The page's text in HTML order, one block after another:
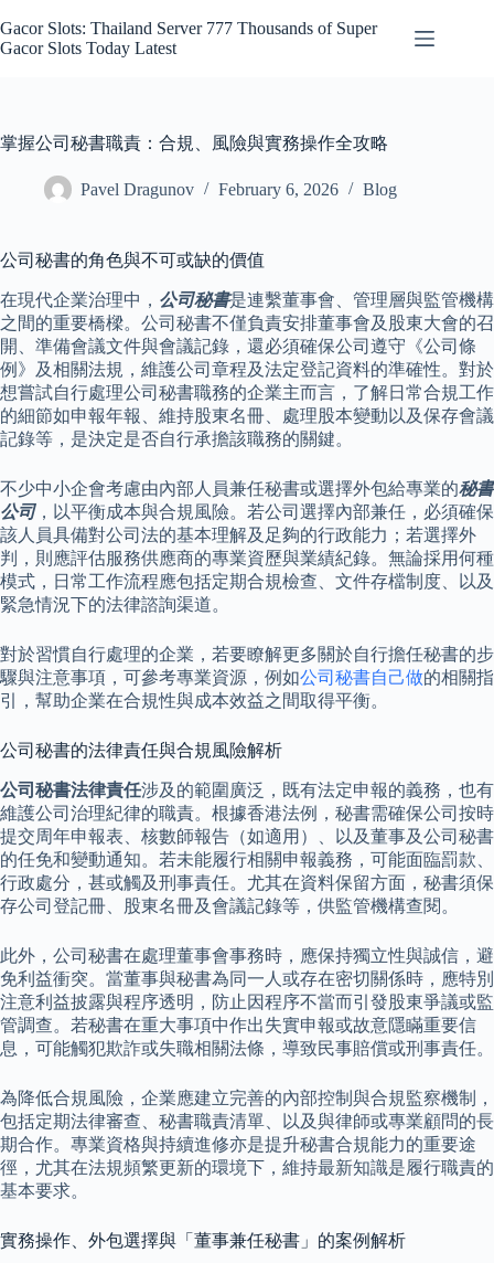
to
content
Gacor Slots: Thailand Server 777 Thousands of Super
Gacor Slots Today Latest
掌握公司秘書職責：合規、風險與實務操作全攻略
Pavel Dragunov February 6, 2026 Blog
公司秘書的角色與不可或缺的價值
在現代企業治理中， 公司秘書是連繫董事會、管理層與監管機構
之間的重要橋樑。公司秘書不僅負責安排董事會及股東大會的召
開、準備會議文件與會議記錄，還必須確保公司遵守《公司條
例》及相關法規，維護公司章程及法定登記資料的準確性。對於
想嘗試自行處理公司秘書職務的企業主而言，了解日常合規工作
的細節如申報年報、維持股東名冊、處理股本變動以及保存會議
記錄等，是決定是否自行承擔該職務的關鍵。
不少中小企會考慮由內部人員兼任秘書或選擇外包給專業的秘書
公司，以平衡成本與合規風險。若公司選擇內部兼任，必須確保
該人員具備對公司法的基本理解及足夠的行政能力；若選擇外
判，則應評估服務供應商的專業資歷與業績紀錄。無論採用何種
模式，日常工作流程應包括定期合規檢查、文件存檔制度、以及
緊急情況下的法律諮詢渠道。
對於習慣自行處理的企業，若要瞭解更多關於自行擔任秘書的步
驟與注意事項，可參考專業資源，例如公司秘書自己做的相關指
引，幫助企業在合規性與成本效益之間取得平衡。
公司秘書的法律責任與合規風險解析
公司秘書法律責任涉及的範圍廣泛，既有法定申報的義務，也有
維護公司治理紀律的職責。根據香港法例，秘書需確保公司按時
提交周年申報表、核數師報告（如適用）、以及董事及公司秘書
的任免和變動通知。若未能履行相關申報義務，可能面臨罰款、
行政處分，甚或觸及刑事責任。尤其在資料保留方面，秘書須保
存公司登記冊、股東名冊及會議記錄等，供監管機構查閱。
此外，公司秘書在處理董事會事務時，應保持獨立性與誠信，避
免利益衝突。當董事與秘書為同一人或存在密切關係時，應特別
注意利益披露與程序透明，防止因程序不當而引發股東爭議或監
管調查。若秘書在重大事項中作出失實申報或故意隱瞞重要信
息，可能觸犯欺詐或失職相關法條，導致民事賠償或刑事責任。
為降低合規風險，企業應建立完善的內部控制與合規監察機制，
包括定期法律審查、秘書職責清單、以及與律師或專業顧問的長
期合作。專業資格與持續進修亦是提升秘書合規能力的重要途
徑，尤其在法規頻繁更新的環境下，維持最新知識是履行職責的
基本要求。
實務操作、外包選擇與「董事兼任秘書」的案例解析